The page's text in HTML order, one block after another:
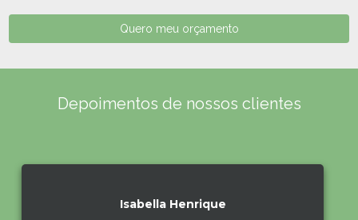
Quero meu orçamento
Depoimentos de nossos clientes
Isabella Henrique